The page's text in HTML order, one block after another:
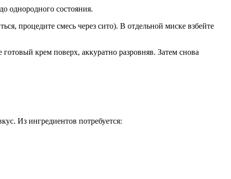
однородного состояния.
процедите смесь через сито). В отдельной миске взбейте
крем поверх, аккуратно разровняв. Затем снова
Из ингредиентов потребуется: